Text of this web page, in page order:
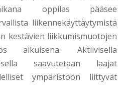
oppilas pääsee
liikennekäyttäytymistä
kestävien liikkumismuotojen
aikuisena. Aktiivisella
saavutetaan laajat
ympäristöön liittyvät